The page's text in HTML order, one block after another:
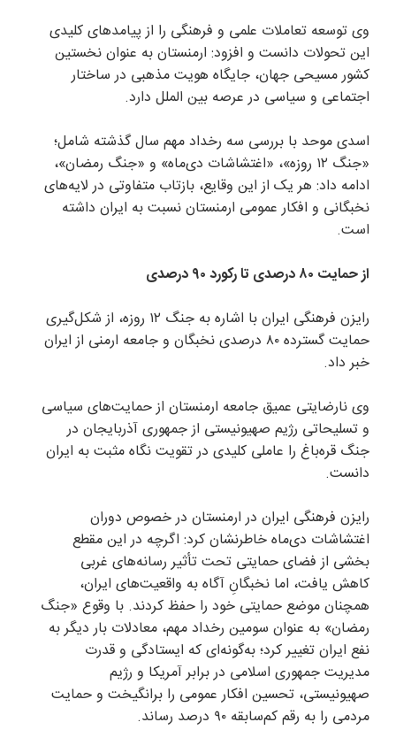
وی توسعه تعاملات علمی و فرهنگی را از پیامدهای کلیدی
این تحولات دانست و افزود: ارمنستان به عنوان نخستین
کشور مسیحی جهان، جایگاه هویت مذهبی در ساختار
اجتماعی و سیاسی در عرصه بین الملل دارد.
اسدی موحد با بررسی سه رخداد مهم سال گذشته شامل؛
«جنگ ۱۲ روزه»، «اغتشاشات دی‌ماه» و «جنگ رمضان»،
ادامه داد: هر یک از این وقایع، بازتاب متفاوتی در لایه‌های
نخبگانی و افکار عمومی ارمنستان نسبت به ایران داشته
است.
از حمایت ۸۰ درصدی تا رکورد ۹۰ درصدی
رایزن فرهنگی ایران با اشاره به جنگ ۱۲ روزه، از شکل‌گیری
حمایت گسترده ۸۰ درصدی نخبگان و جامعه ارمنی از ایران
خبر داد.
وی نارضایتی عمیق جامعه ارمنستان از حمایت‌های سیاسی
و تسلیحاتی رژیم صهیونیستی از جمهوری آذربایجان در
جنگ قره‌باغ را عاملی کلیدی در تقویت نگاه مثبت به ایران
دانست.
رایزن فرهنگی ایران در ارمنستان در خصوص دوران
اغتشاشات دی‌ماه خاطرنشان کرد: اگرچه در این مقطع
بخشی از فضای حمایتی تحت تأثیر رسانه‌های غربی
کاهش یافت، اما نخبگانِ آگاه به واقعیت‌های ایران،
همچنان موضع حمایتی خود را حفظ کردند. با وقوع «جنگ
رمضان» به عنوان سومین رخداد مهم، معادلات بار دیگر به
نفع ایران تغییر کرد؛ به‌گونه‌ای که ایستادگی و قدرت
مدیریت جمهوری اسلامی در برابر آمریکا و رژیم
صهیونیستی، تحسین افکار عمومی را برانگیخت و حمایت
مردمی را به رقم کم‌سابقه ۹۰ درصد رساند.